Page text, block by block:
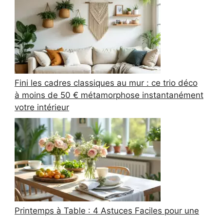
Fini les cadres classiques au mur : ce trio déco
à moins de 50 € métamorphose instantanément
votre intérieur
Printemps à Table : 4 Astuces Faciles pour une